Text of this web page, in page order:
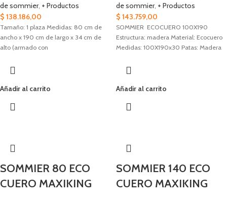
de sommier, + Productos
$ 138.186,00
Tamaño: 1 plaza Medidas: 80 cm de
ancho x 190 cm de largo x 34 cm de
alto (armado con
Añadir al carrito
de sommier, + Productos
$ 143.759,00
SOMMIER ECOCUERO 100X190
Estructura: madera Material: Ecocuero
Medidas: 100X190x30 Patas: Madera
Añadir al carrito
SOMMIER 80 ECO
CUERO MAXIKING
SOMMIER 140 ECO
CUERO MAXIKING